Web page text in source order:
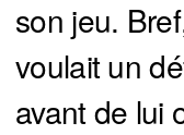
son jeu.
voulait un
avant de lui